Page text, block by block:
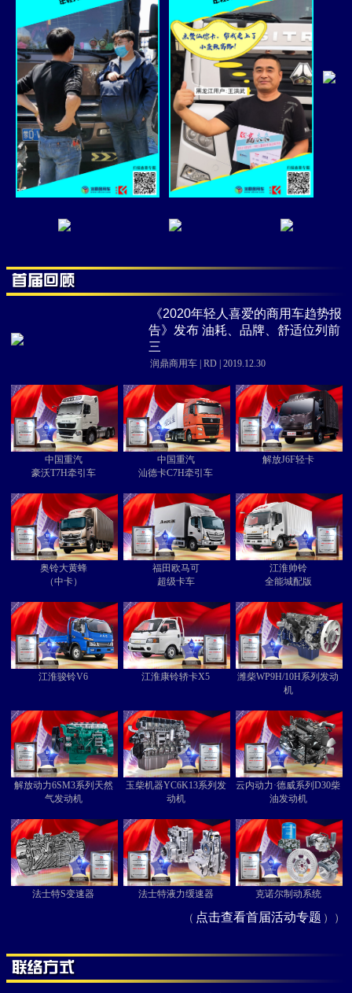
《2020年轻人喜爱的商用车趋势报
告》发布 油耗、品牌、舒适位列前
三
润鼎商用车 | RD | 2019.12.30
中国重汽
豪沃T7H牵引车
中国重汽
汕德卡C7H牵引车
解放J6F轻卡
奥铃大黄蜂
（中卡）
福田欧马可
超级卡车
江淮帅铃
全能城配版
江淮骏铃V6 江淮康铃轿卡X5
潍柴WP9H/10H系列发动
机
解放动力6SM3系列天然
气发动机
玉柴机器YC6K13系列发
动机
云内动力·德威系列D30柴
油发动机
法士特S变速器 法士特液力缓速器 克诺尔制动系统
（ 点击查看首届活动专题 ））